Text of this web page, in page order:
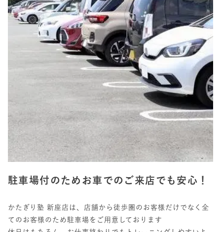
駐車場付のためお車でのご来店でも安心！
かたぎり塾 新座店は、店舗から徒歩圏のお客様だけでなく全
てのお客様のため駐車場をご用意しております